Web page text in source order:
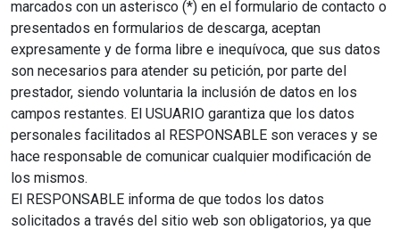
marcados con un asterisco (*) en el formulario de contacto o
presentados en formularios de descarga, aceptan
expresamente y de forma libre e inequívoca, que sus datos
son necesarios para atender su petición, por parte del
prestador, siendo voluntaria la inclusión de datos en los
campos restantes. El USUARIO garantiza que los datos
personales facilitados al RESPONSABLE son veraces y se
hace responsable de comunicar cualquier modificación de
los mismos.
El RESPONSABLE informa de que todos los datos
solicitados a través del sitio web son obligatorios, ya que